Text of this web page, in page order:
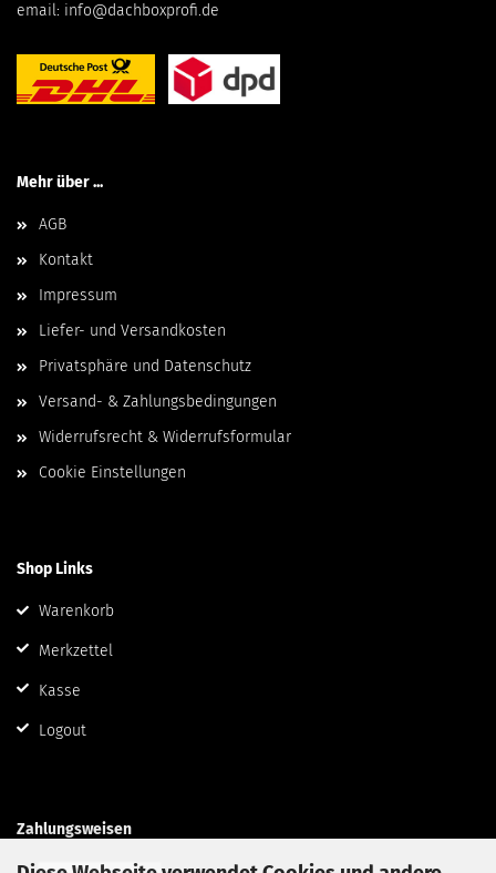
email: info@dachboxprofi.de
Mehr über ...
AGB
Kontakt
Impressum
Liefer- und Versandkosten
Privatsphäre und Datenschutz
Versand- & Zahlungsbedingungen
Widerrufsrecht & Widerrufsformular
Cookie Einstellungen
Shop Links
Warenkorb
Merkzettel
Kasse
Logout
Zahlungsweisen